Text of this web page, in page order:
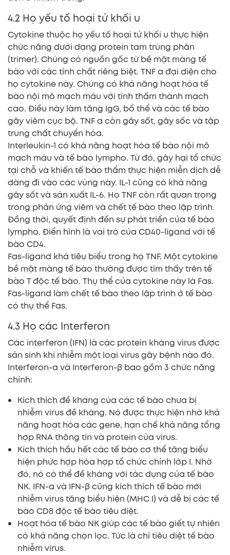
4.2 Họ yếu tố hoại tử khối u
Cytokine thuộc họ yếu tố hoại tử khối u thực hiện
chức năng dưới dạng protein tam trùng phân
(trimer). Chúng có nguồn gốc từ bề mặt màng tế
bào với các tính chất riêng biệt. TNF α đại diện cho
họ cytokine này. Chúng có khả năng hoạt hóa tế
bào nội mô mạch máu với tính thấm thành mạch
cao. Điều này làm tăng IgG, bổ thể và các tế bào
gây viêm cục bộ. TNF α còn gây sốt, gây sốc và tập
trung chất chuyển hóa.
Interleukin-1 có khả năng hoạt hóa tế bào nội mô
mạch máu và tế bào lympho. Từ đó, gây hại tổ chức
tại chỗ và khiến tế bào thẩm thực hiện miễn dịch dễ
dàng đi vào các vùng này. IL-1 cũng có khả năng
gây sốt và sản xuất IL-6. Họ TNF còn rất quan trọng
trong phản ứng viêm và chết tế bào theo lập trình.
Đồng thời, quyết định đến sự phát triển của tế bào
lympho. Điển hình là vai trò của CD40-ligand với tế
bào CD4.
Fas-ligand khá tiêu biểu trong họ TNF. Một cytokine
bề mặt màng tế bào thường được tìm thấy trên tế
bào T độc tế bào. Thụ thể của cytokine này là Fas.
Fas-ligand làm chết tế bào theo lập trình ở tế bào
có thụ thể Fas.
4.3 Họ các Interferon
Các interferon (IFN) là các protein kháng virus được
sản sinh khi nhiễm một loại virus gây bệnh nào đó.
Interferon-α và Interferon-β bao gồm 3 chức năng
chính:
Kích thích đề kháng của các tế bào chưa bị
nhiễm virus đề kháng. Nó được thực hiện nhờ khả
năng hoạt hóa các gene, hạn chế khả năng tổng
hợp RNA thông tin và protein của virus.
Kích thích hầu hết các tế bào cơ thể tăng biểu
hiện phức hợp hòa hợp tổ chức chính lớp I. Nhờ
đó, nó có thể đề kháng với tác dụng của tế bào
NK. IFN-α và IFN-β cũng kích thích tế bào mới
nhiễm virus tăng biểu hiện (MHC I) và dễ bị các tế
bào CD8 độc tế bào tiêu diệt.
Hoạt hóa tế bào NK giúp các tế bào giết tự nhiên
có khả năng chọn lọc. Tức là chỉ tiêu diệt tế bào
nhiễm virus.